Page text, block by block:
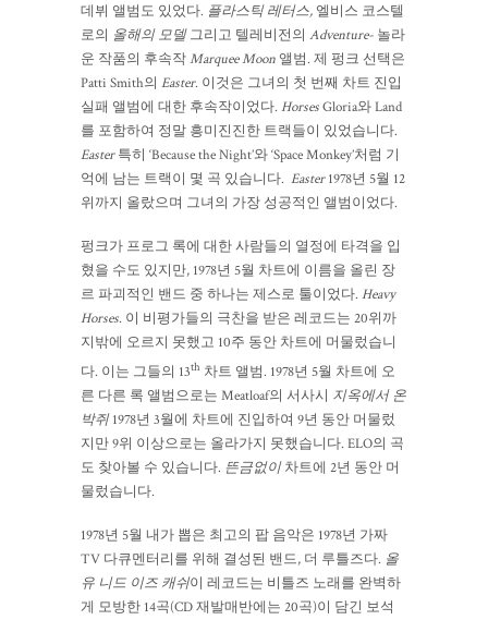
데뷔 앨범도 있었다. 플라스틱 레터스, 엘비스 코스텔
로의 올해의 모델그리고 텔레비전의 Adventure- 놀라
운 작품의 후속작Marquee Moon 앨범. 제 펑크 선택은
Patti Smith의 Easter. 이것은 그녀의 첫 번째 차트 진입
실패 앨범에 대한 후속작이었다. HorsesGloria와 Land
를 포함하여 정말 흥미진진한 트랙들이 있었습니다.
Easter특히 ‘Because the Night’와 ‘Space Monkey’처럼 기
억에 남는 트랙이 몇 곡 있습니다. Easter1978년 5월 12
위까지 올랐으며 그녀의 가장 성공적인 앨범이었다.
펑크가 프로그 록에 대한 사람들의 열정에 타격을 입
혔을 수도 있지만, 1978년 5월 차트에 이름을 올린 장
르 파괴적인 밴드 중 하나는 제스로 툴이었다. Heavy
Horses. 이 비평가들의 극찬을 받은 레코드는 20위까
지밖에 오르지 못했고 10주 동안 차트에 머물렀습니
다. 이는 그들의 13th 차트 앨범. 1978년 5월 차트에 오
른 다른 록 앨범으로는 Meatloaf의 서사시 지옥에서 온
박쥐1978년 3월에 차트에 진입하여 9년 동안 머물렀
지만 9위 이상으로는 올라가지 못했습니다. ELO의 곡
도 찾아볼 수 있습니다. 뜬금없이차트에 2년 동안 머
물렀습니다.
1978년 5월 내가 뽑은 최고의 팝 음악은 1978년 가짜
TV 다큐멘터리를 위해 결성된 밴드, 더 루틀즈다. 올
유 니드 이즈 캐쉬이 레코드는 비틀즈 노래를 완벽하
게 모방한 14곡(CD 재발매반에는 20곡)이 담긴 보석